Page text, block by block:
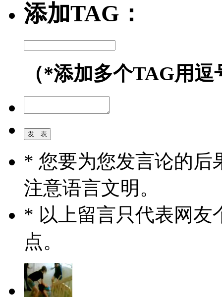
添加TAG：
（*添加多个TAG用
* 您要为您发言论的后
注意语言文明。
* 以上留言只代表网友
点。